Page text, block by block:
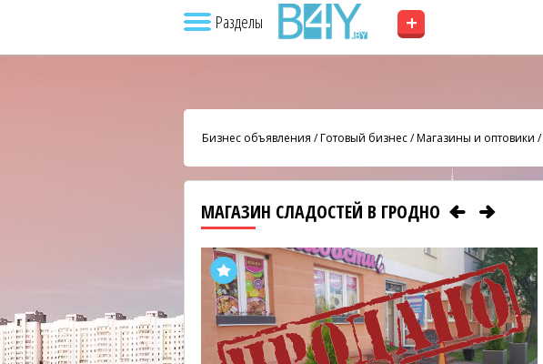
Разделы +
Бизнес объявления /Готовый бизнес/Магазины и оптовики /
МАГАЗИН СЛАДОСТЕЙ В ГРОДНО